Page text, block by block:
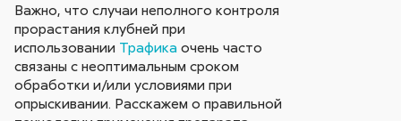
Важно, что случаи неполного контроля
прорастания клубней при
использовании Трафика очень часто
связаны с неоптимальным сроком
обработки и/или условиями при
опрыскивании. Расскажем о правильной